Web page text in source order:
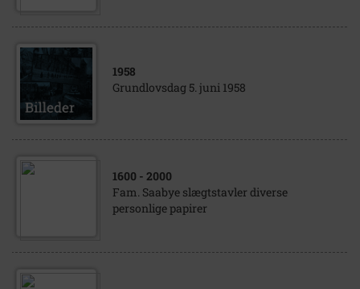
1958
Grundlovsdag 5. juni 1958
1600 - 2000
Fam. Saabye slægtstavler diverse
personlige papirer